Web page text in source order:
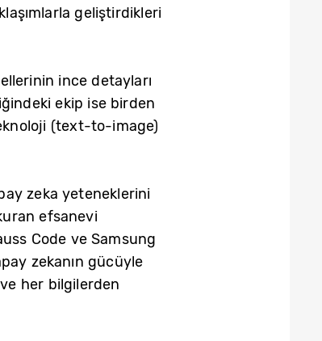
geliştirdikleri
ince detayları
ekip ise birden
(text-to-image)
zeka yeteneklerini
efsanevi
Code ve Samsung
zekanın gücüyle
her bilgilerden